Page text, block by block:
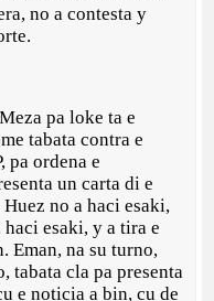
no a contesta y
pa loke ta e
tabata contra e
pa ordena e
un carta di e
no a haci esaki,
haci esaki, y a tira e
Eman, na su turno,
tabata cla pa presenta
e noticia a bin, cu de